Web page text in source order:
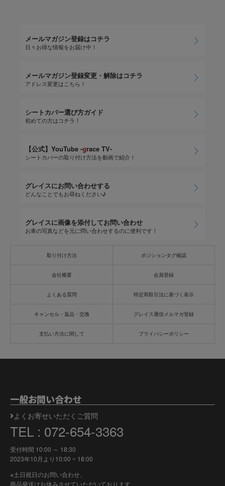
メールマガジン登録はコチラ
日々お得な情報をお届け中！
メールマガジン登録変更・解除はコチラ
アドレス変更はこちら！
シートカバー選び方ガイド
初めての方はコチラ！
【公式】YouTube -grace TV-
シートカバーの取り付け方法を動画で紹介！
グレイスにお問い合わせする
どんなことでもお尋ねください♪
グレイスに画像を添付してお問い合わせ
お車の写真などを元に問い合わせするのに便利です！
取り付け方法 ポジションタグ確認
会社概要 会員登録
よくある質問 特定商取引法に基づく表示
キャンセル・返品・交換 グレイス通信メルマガ登録
支払い方法に関して プライバシーポリシー
一般お問い合わせ
よくお寄せいただくご質問
TEL : 072-654-3363
受付時間 10:00 ～ 18:30
2023年10月より 10:00 ~ 18:00
※土日祝日のお問い合わせ、
商品発送はお休みさせていただいております。